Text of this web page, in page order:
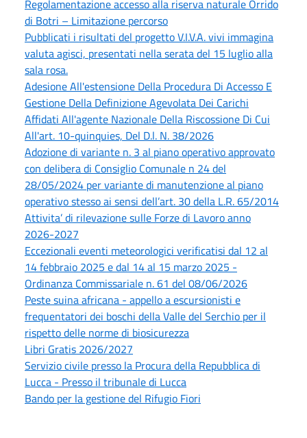
Regolamentazione accesso alla riserva naturale Orrido
di Botri – Limitazione percorso
Pubblicati i risultati del progetto V.I.V.A. vivi immagina
valuta agisci, presentati nella serata del 15 luglio alla
sala rosa.
Adesione All'estensione Della Procedura Di Accesso E
Gestione Della Definizione Agevolata Dei Carichi
Affidati All'agente Nazionale Della Riscossione Di Cui
All'art. 10-quinquies, Del D.l. N. 38/2026
Adozione di variante n. 3 al piano operativo approvato
con delibera di Consiglio Comunale n 24 del
28/05/2024 per variante di manutenzione al piano
operativo stesso ai sensi dell’art. 30 della L.R. 65/2014
Attivita’ di rilevazione sulle Forze di Lavoro anno
2026-2027
Eccezionali eventi meteorologici verificatisi dal 12 al
14 febbraio 2025 e dal 14 al 15 marzo 2025 -
Ordinanza Commissariale n. 61 del 08/06/2026
Peste suina africana - appello a escursionisti e
frequentatori dei boschi della Valle del Serchio per il
rispetto delle norme di biosicurezza
Libri Gratis 2026/2027
Servizio civile presso la Procura della Repubblica di
Lucca - Presso il tribunale di Lucca
Bando per la gestione del Rifugio Fiori